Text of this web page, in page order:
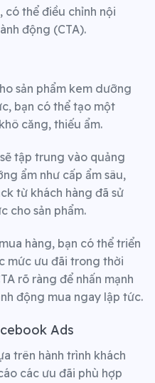
thể điều chỉnh nội
động (CTA).
sản phẩm kem dưỡng
bạn có thể tạo một
căng, thiếu ẩm.
tập trung vào quảng
ẩm như cấp ẩm sâu,
từ khách hàng đã sử
cho sản phẩm.
hàng, bạn có thể triển
mức ưu đãi trong thời
rõ ràng để nhấn mạnh
động mua ngay lập tức.
Ads
trên hành trình khách
các ưu đãi phù hợp